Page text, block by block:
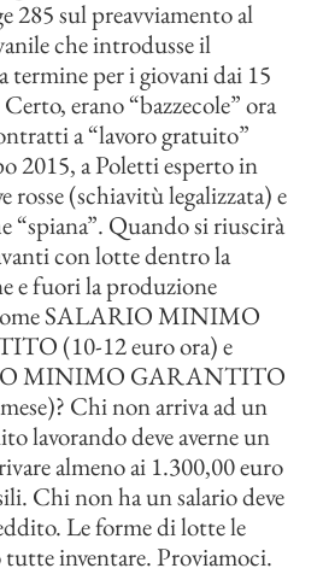
285 sul preavviamento al
che introdusse il
termine per i giovani dai 15
erano “bazzecole” ora
a “lavoro gratuito”
2015, a Poletti esperto in
rosse (schiavitù legalizzata) e
“spiana”. Quando si riuscirà
con lotte dentro la
e fuori la produzione
SALARIO MINIMO
(10-12 euro ora) e
MINIMO GARANTITO
Chi non arriva ad un
lavorando deve averne un
almeno ai 1.300,00 euro
Chi non ha un salario deve
Le forme di lotte le
inventare. Proviamoci.